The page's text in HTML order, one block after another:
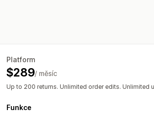
peněz
Platform
$289/ měsíc
Up to 200 returns. Unlimited order edits. Unlimited
Funkce